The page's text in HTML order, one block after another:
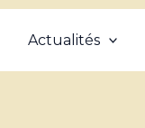
Actualités